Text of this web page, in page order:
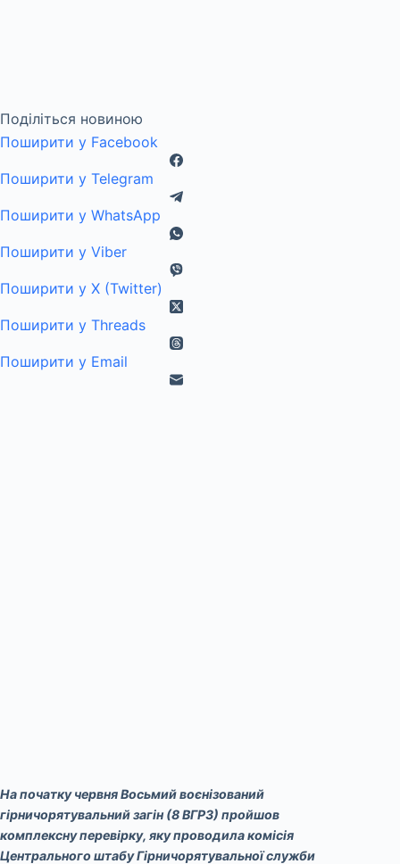
Поділіться новиною
Поширити у Facebook
Поширити у Telegram
Поширити у WhatsApp
Поширити у Viber
Поширити у X (Twitter)
Поширити у Threads
Поширити у Email
На початку червня Восьмий воєнізований
гірничорятувальний загін (8 ВГРЗ) пройшов
комплексну перевірку, яку проводила комісія
Центрального штабу Гірничорятувальної служби